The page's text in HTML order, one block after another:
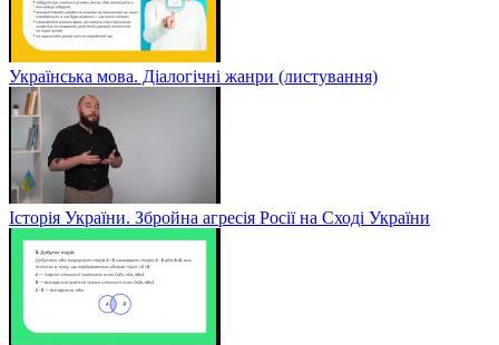
Українська мова. Діалогічні жанри (листування)
Історія України. Збройна агресія Росії на Сході України